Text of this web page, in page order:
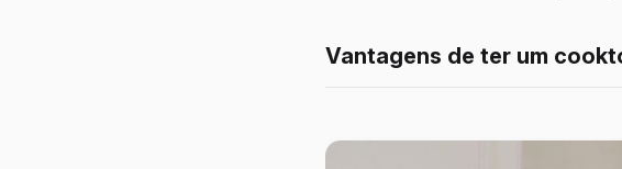
Vantagens de ter um